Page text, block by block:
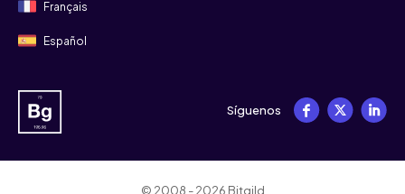
Français
Español
Síguenos
© 2008 - 2026 Bitgild